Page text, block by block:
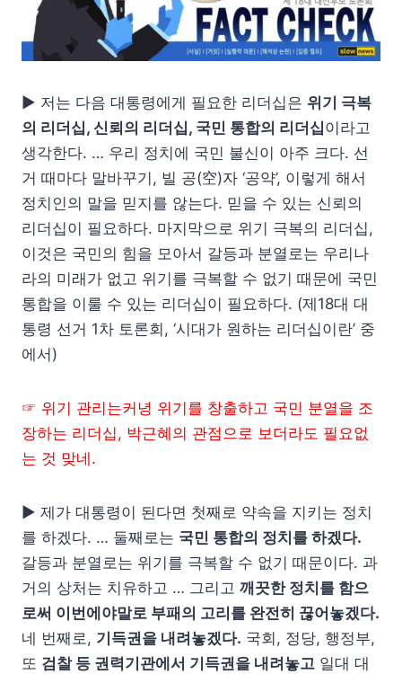
▶ 저는 다음 대통령에게 필요한 리더십은 위기 극복
의 리더십, 신뢰의 리더십, 국민 통합의 리더십이라고
생각한다. … 우리 정치에 국민 불신이 아주 크다. 선
거 때마다 말바꾸기, 빌 공(空)자 ‘공약’, 이렇게 해서
정치인의 말을 믿지를 않는다. 믿을 수 있는 신뢰의
리더십이 필요하다. 마지막으로 위기 극복의 리더십,
이것은 국민의 힘을 모아서 갈등과 분열로는 우리나
라의 미래가 없고 위기를 극복할 수 없기 때문에 국민
통합을 이룰 수 있는 리더십이 필요하다. (제18대 대
통령 선거 1차 토론회, ‘시대가 원하는 리더십이란’ 중
에서)
☞ 위기 관리는커녕 위기를 창출하고 국민 분열을 조
장하는 리더십, 박근혜의 관점으로 보더라도 필요없
는 것 맞네.
▶ 제가 대통령이 된다면 첫째로 약속을 지키는 정치
를 하겠다. … 둘째로는 국민 통합의 정치를 하겠다.
갈등과 분열로는 위기를 극복할 수 없기 때문이다. 과
거의 상처는 치유하고 … 그리고 깨끗한 정치를 함으
로써 이번에야말로 부패의 고리를 완전히 끊어놓겠다.
네 번째로, 기득권을 내려놓겠다. 국회, 정당, 행정부,
또 검찰 등 권력기관에서 기득권을 내려놓고 일대 대